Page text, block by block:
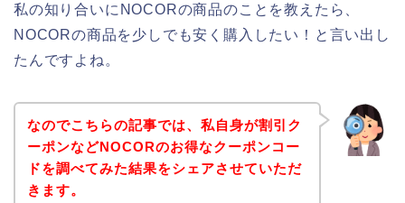
私の知り合いにNOCORの商品のことを教えたら、
NOCORの商品を少しでも安く購入したい！と言い出し
たんですよね。
なのでこちらの記事では、私自身が割引ク
ーポンなどNOCORのお得なクーポンコー
ドを調べてみた結果をシェアさせていただ
きます。